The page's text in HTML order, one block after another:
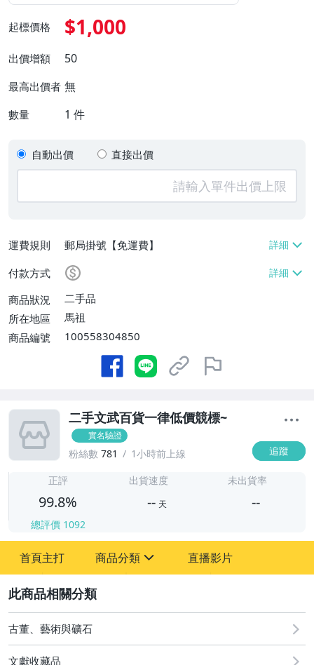
起標價格 $1,000
出價增額 50
最高出價者 無
數量 1 件
自動出價 直接出價
運費規則
郵局掛號【免運費】
付款方式
商品狀況
二手品
所在地區
馬祖
商品編號
100558304850
二手文武百貨一律低價競標~
實名驗證
粉絲數 781 1小時前上線 追蹤
正評
99.8%
總評價 1092
出貨速度
-- 天
未出貨率
--
首頁主打 商品分類
古董、藝術與礦石
玩具、模型與公仔
直播影片
古董、藝術與礦石
文獻收藏品